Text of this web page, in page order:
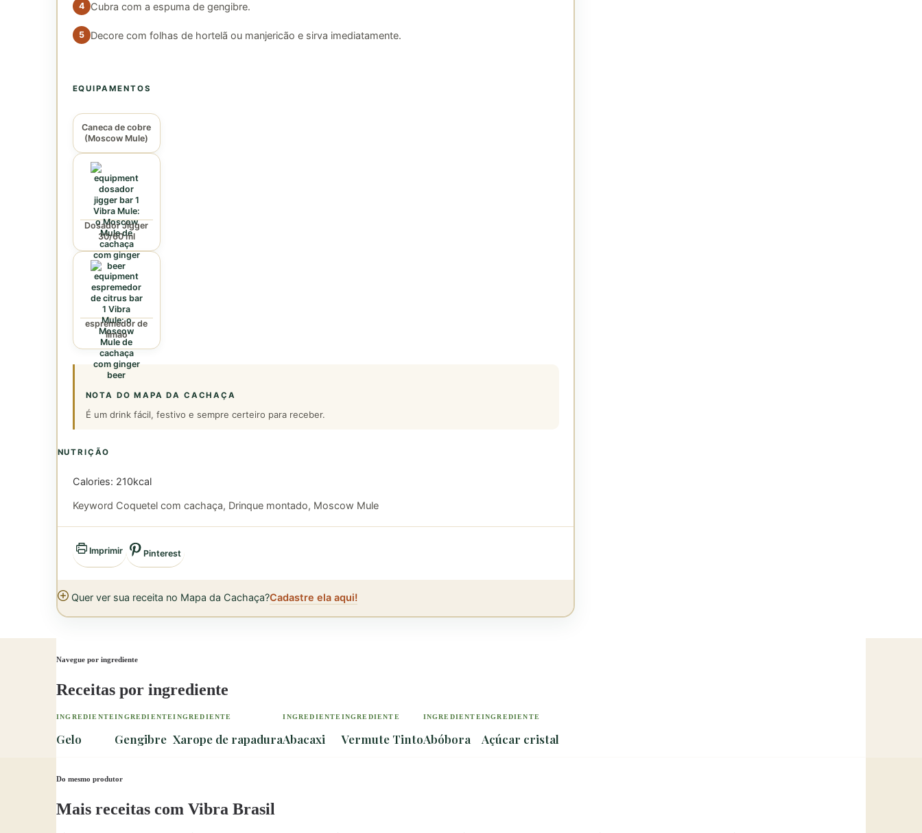
Cubra com a espuma de gengibre.
Decore com folhas de hortelã ou manjericão e sirva imediatamente.
EQUIPAMENTOS
Caneca de cobre
(Moscow Mule)
Dosador Jigger
30/60 ml
espremedor de
limão
NOTA DO MAPA DA CACHAÇA
É um drink fácil, festivo e sempre certeiro para receber.
NUTRIÇÃO
Calories: 210kcal
Keyword Coquetel com cachaça, Drinque montado, Moscow Mule
Imprimir Pinterest
Quer ver sua receita no Mapa da Cachaça?Cadastre ela aqui!
Navegue por ingrediente
Receitas por ingrediente
INGREDIENTE
Gelo
INGREDIENTE
Gengibre
INGREDIENTE
Xarope de rapadura
INGREDIENTE
Abacaxi
INGREDIENTE
Vermute Tinto
INGREDIENTE
Abóbora
INGREDIENTE
Açúcar cristal
Do mesmo produtor
Mais receitas com Vibra Brasil